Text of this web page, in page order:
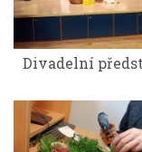
Divadelní